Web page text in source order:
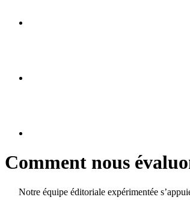
Comment nous
Notre équipe éditoriale expérimentée